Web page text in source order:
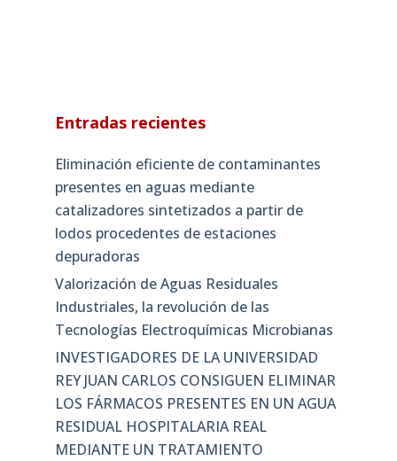
Entradas recientes
Eliminación eficiente de contaminantes
presentes en aguas mediante
catalizadores sintetizados a partir de
lodos procedentes de estaciones
depuradoras
Valorización de Aguas Residuales
Industriales, la revolución de las
Tecnologías Electroquímicas Microbianas
INVESTIGADORES DE LA UNIVERSIDAD
REY JUAN CARLOS CONSIGUEN ELIMINAR
LOS FÁRMACOS PRESENTES EN UN AGUA
RESIDUAL HOSPITALARIA REAL
MEDIANTE UN TRATAMIENTO